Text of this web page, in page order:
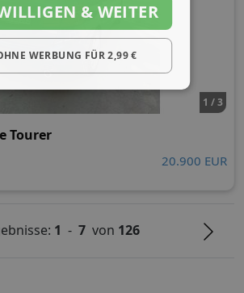
1 / 3
Tourer
20.900 EUR
1 - 7von 126
& WEITER
WERBUNG FÜR 2,99 €